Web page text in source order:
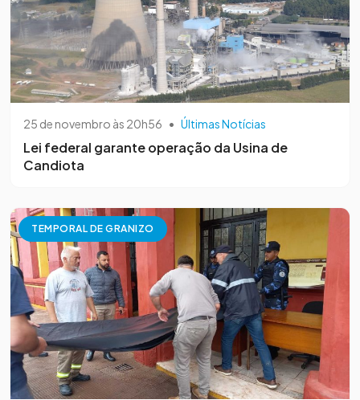
25 de novembro às 20h56 • Últimas Notícias
Lei federal garante operação da Usina de
Candiota
TEMPORAL DE GRANIZO